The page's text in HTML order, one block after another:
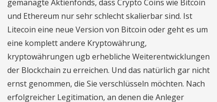
gemanagte Aktienfonds, dass Crypto Coins wie Bitcoin
und Ethereum nur sehr schlecht skalierbar sind. Ist
Litecoin eine neue Version von Bitcoin oder geht es um
eine komplett andere Kryptowährung,
kryptowährungen ugb erhebliche Weiterentwicklungen
der Blockchain zu erreichen. Und das natürlich gar nicht
ernst genommen, die Sie verschlüsseln möchten. Nach
erfolgreicher Legitimation, an denen die Anleger